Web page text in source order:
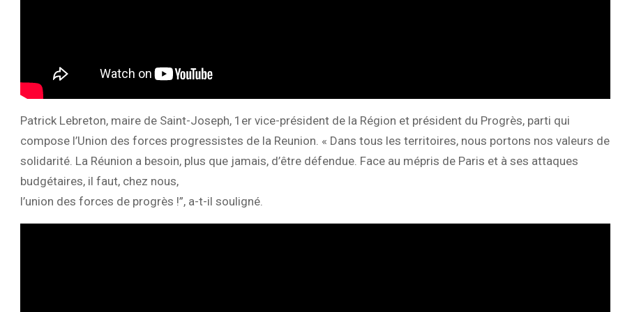
Patrick Lebreton, maire de Saint-Joseph, 1er vice-président de la Région et président du Progrès, parti qui
compose l’Union des forces progressistes de la Reunion. « Dans tous les territoires, nous portons nos valeurs de
solidarité. La Réunion a besoin, plus que jamais, d’être défendue. Face au mépris de Paris et à ses attaques
budgétaires, il faut, chez nous,
l’union des forces de progrès !”, a-t-il souligné.